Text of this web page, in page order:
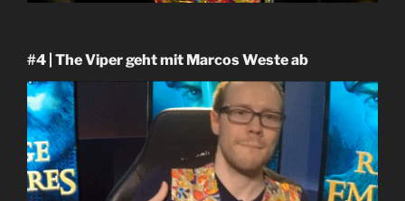
#4 | The Viper geht mit Marcos Weste ab